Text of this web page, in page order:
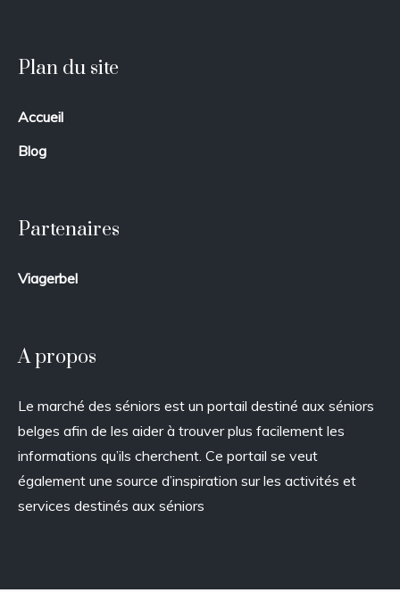
Plan du site
Accueil
Blog
Partenaires
Viagerbel
A propos
Le marché des séniors est un portail destiné aux séniors
belges afin de les aider à trouver plus facilement les
informations qu’ils cherchent. Ce portail se veut
également une source d’inspiration sur les activités et
services destinés aux séniors